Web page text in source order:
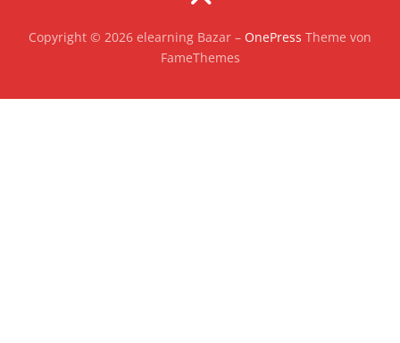
Copyright © 2026 elearning Bazar – OnePress Theme von
FameThemes